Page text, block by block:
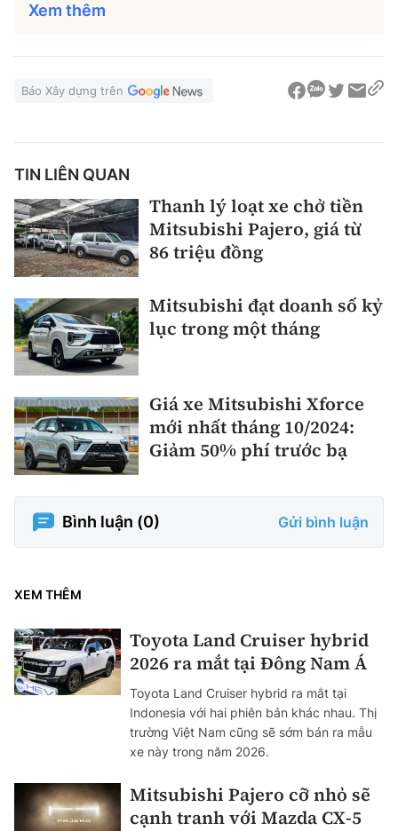
Xem thêm
Báo Xây dựng trên
TIN LIÊN QUAN
Thanh lý loạt xe chở tiền
Mitsubishi Pajero, giá từ
86 triệu đồng
Mitsubishi đạt doanh số kỷ
lục trong một tháng
Giá xe Mitsubishi Xforce
mới nhất tháng 10/2024:
Giảm 50% phí trước bạ
Bình luận (0) Gửi bình luận
XEM THÊM
Toyota Land Cruiser hybrid
2026 ra mắt tại Đông Nam Á
Toyota Land Cruiser hybrid ra mắt tại
Indonesia với hai phiên bản khác nhau. Thị
trường Việt Nam cũng sẽ sớm bán ra mẫu
xe này trong năm 2026.
Mitsubishi Pajero cỡ nhỏ sẽ
cạnh tranh với Mazda CX-5